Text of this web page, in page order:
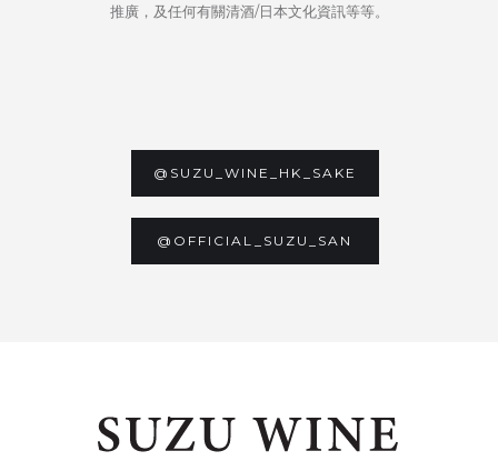
推廣，及任何有關清酒/日本文化資訊等等。
@SUZU_WINE_HK_SAKE
@OFFICIAL_SUZU_SAN